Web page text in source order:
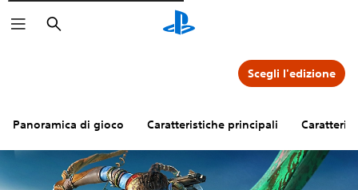
Cerca
Panoramica di gioco Caratteristiche principali
Scegli l'edizione